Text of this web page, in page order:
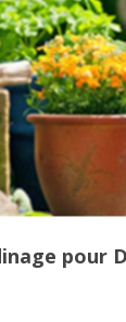
pour